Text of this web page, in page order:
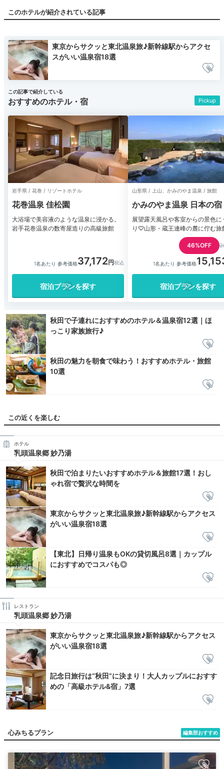
このホテルが紹介されている記事
東京からサクッと東北温泉旅♪新幹線駅からアクセ
スがいい温泉宿18選
Pickup
この記事で紹介している
おすすめのホテル・宿
岩手県 / 花巻 / リゾートホテル
花巻温泉 佳松園
大浴場で美容液のような温泉に浸かる。
岩手花巻温泉の数寄屋造りの高級旅館
1名あたり 参考価格37,172
宿泊プランを探す
山形県 / 上山、かみのやま温泉 / 旅館
かみのやま温泉 日本の宿
展望露天風呂や客室からの景色に
り♡山形・蔵王連峰の麓に佇む旅
46%OFF
1名あたり 参考価格
宿泊プランを探す
秋田で子連れにおすすめのホテル＆温泉宿12選｜ほ
っこり家族旅行♪
秋田の魅力を朝食で味わう！おすすめホテル・旅館
10選
この近くを楽しむ
ホテル
乳頭温泉郷 妙乃湯
秋田で泊まりたいおすすめホテル＆旅館17選！おし
ゃれ宿で贅沢な時間を
東京からサクッと東北温泉旅♪新幹線駅からアクセス
がいい温泉宿18選
【東北】日帰り温泉もOKの貸切風呂8選｜カップル
におすすめでコスパも◎
レストラン
乳頭温泉郷 妙乃湯
東京からサクッと東北温泉旅♪新幹線駅からアクセス
がいい温泉宿18選
記念日旅行は“秋田”に決まり！大人カップルにおすす
めの「高級ホテル&宿」7選
編集部おすすめ
心みちるプラン